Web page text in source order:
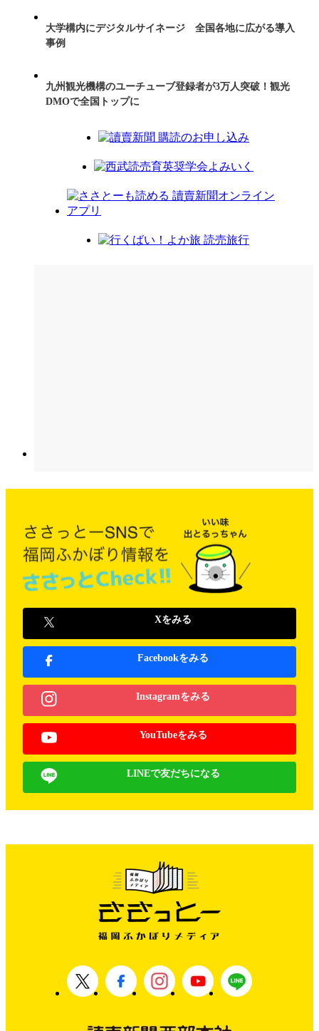
大学構内にデジタルサイネージ 全国各地に広がる導入
事例
九州観光機構のユーチューブ登録者が3万人突破！観光
DMOで全国トップに
Xをみる
Facebookをみる
Instagramをみる
YouTubeをみる
LINEで友だちになる